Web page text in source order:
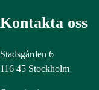
Kontakta oss
Stadsgården 6
116 45 Stockholm